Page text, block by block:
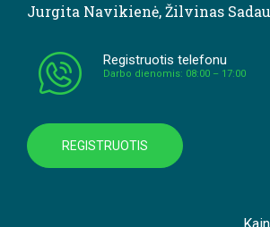
Jurgita Navikienė,Žilvinas
Registruotis telefonu
Darbo dienomis: 08:00 – 17:00
REGISTRUOTIS